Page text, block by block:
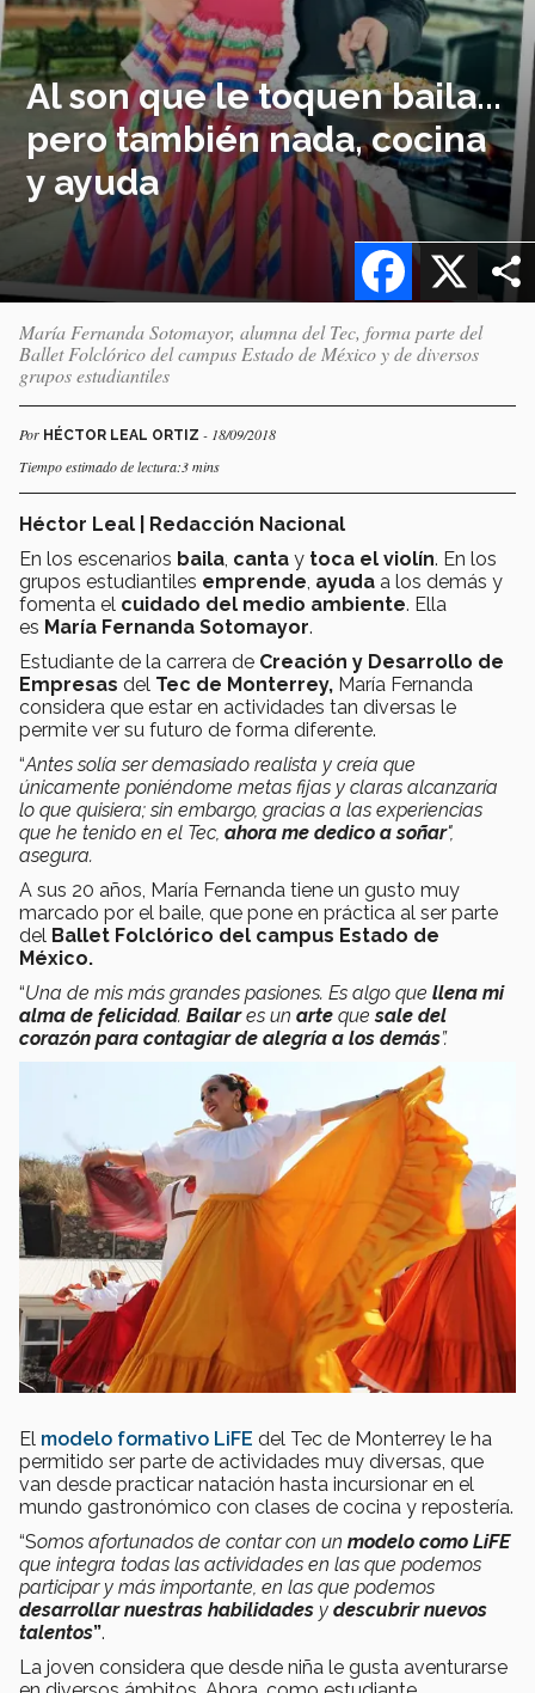
Al son que le toquen baila...
pero también nada, cocina
y ayuda
X
Facebook
María Fernanda Sotomayor, alumna del Tec, forma parte del
Ballet Folclórico del campus Estado de México y de diversos
grupos estudiantiles
Por HÉCTOR LEAL ORTIZ - 18/09/2018
Tiempo estimado de lectura:3 mins
Héctor Leal | Redacción Nacional
En los escenarios baila canta y toca el violín. En los
grupos estudiantiles emprende ayuda a los demás y
fomenta el cuidado del medio ambiente. Ella
es María Fernanda Sotomayor.
Estudiante de la carrera de Creación y Desarrollo de
Empresas del Tec de Monterrey, María Fernanda
considera que estar en actividades tan diversas le
permite ver su futuro de forma diferente.
“Antes solía ser demasiado realista y creía que
únicamente poniéndome metas fijas y claras alcanzaría
lo que quisiera; sin embargo, gracias a las experiencias
que he tenido en el Tec, ahora me dedico a soñar",
asegura.
A sus 20 años, María Fernanda tiene un gusto muy
marcado por el baile, que pone en práctica al ser parte
del Ballet Folclórico del campus Estado de
México.
“Una de mis más grandes pasiones. Es algo que llena mi
alma de felicidad. Bailares un arte quesale del
corazón para contagiar de alegría a los demás”.
El modelo formativo LiFE del Tec de Monterrey le ha
permitido ser parte de actividades muy diversas, que
van desde practicar natación hasta incursionar en el
mundo gastronómico con clases de cocina y repostería.
“Somos afortunados de contar con un modelo como LiFE
que integra todas las actividades en las que podemos
participar y más importante, en las que podemos
desarrollar nuestras habilidades y descubrir nuevos
talentos”.
La joven considera que desde niña le gusta aventurarse